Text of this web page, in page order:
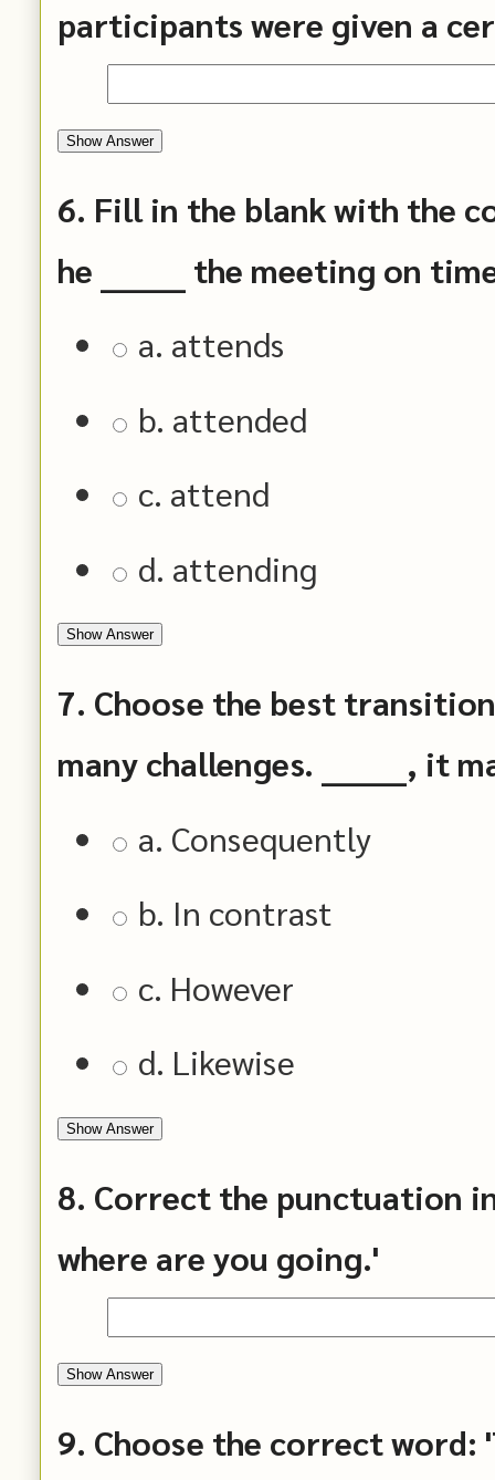
participants were given a
Show Answer
6. Fill in the blank with the
he _______ the meeting on
a. attends
b. attended
c. attend
d. attending
Show Answer
7. Choose the best
many challenges. _______, it
a. Consequently
b. In contrast
c. However
d. Likewise
Show Answer
8. Correct the punctuation
where are you going.'
Show Answer
9. Choose the correct word: